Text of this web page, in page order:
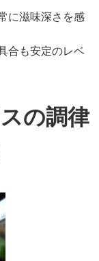
に滋味深さを感
合も安定のレベ
の調律